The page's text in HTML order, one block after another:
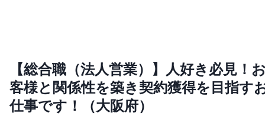
【総合職（法人営業）】人好き必見！
客様と関係性を築き契約獲得を目指す
仕事です！（大阪府）